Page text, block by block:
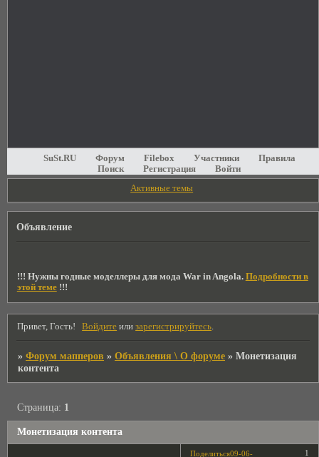
SuSt.RU Форум Filebox Участники
Правила
Поиск
Регистрация
Войти
Активные темы
Объявление
!!! Нужны годные моделлеры для мода War in Angola. Подробности в
этой теме!!!
Привет, Гость! Войдите илизарегистрируйтесь.
»Форум мапперов »Объявления \ О форуме »Монетизация
контента
Монетизация контента
Страница: 1
Поделиться 1
09-06-